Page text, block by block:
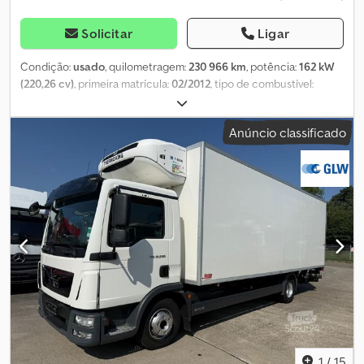
Solicitar Ligar
Condição:usado, quilometragem:230 966 km, potência:162 kW
(220,26 cv), primeira matrícula:02/2012, tipo de combustível:
, peso máximo de carga:
peso total:11 990 kg, configuração de eixo:4x2, próxima inspeção
, combustível: cinzento, cabina do
cabina diurna , tipo de engrenagem: mecânico, classe
Euro 5, suspensão:outro, número de lugares:2,
comprimento do espaço de carga:
3 800 mm
, largura do espaço
de carga:2 340 mm , Ano de fabrico: 2012
ABS,
bloqueio do diferencial, controlo de tração, controlo de
velocidade de cruzeiro, grua, * Guindaste Palfinger PK8501, 2
extensões, 7,40 m / 1000 kg * Garra para sucata * Caçamba
basculante Meiller, comprimento = 3,80 m / largura = 2,34 m
Dcsdpfx Aszrhvnegfsk * Carga útil = 5160 kg * 2 lugares * Caixa de
câmbio manual de 6 velocidades ... Tipo de teto: claraboia;
Execução do teto: mecânico; Rádio; Cruise control; Sistema
antibloqueio (ABS); Sistema de controlo de tração (ASR);
Diferencial de bloqueio; Suspensão por molas de lâmina; Para
Anúncio classificado